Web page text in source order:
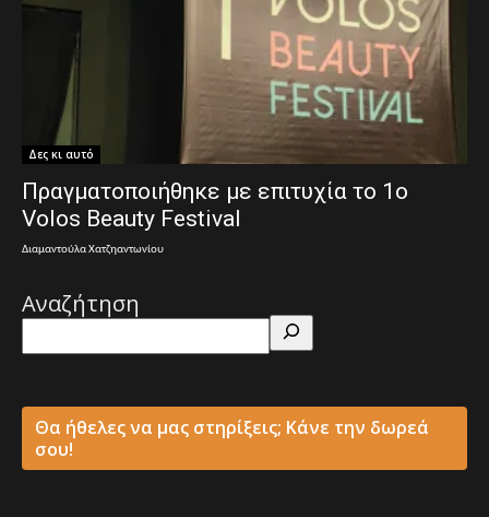
Δες κι αυτό
Πραγματοποιήθηκε με επιτυχία το 1ο
Volos Beauty Festival
Διαμαντούλα Χατζηαντωνίου
Αναζήτηση
Θα ήθελες να μας στηρίξεις; Κάνε την δωρεά
σου!